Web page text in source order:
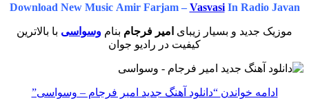
Download New Music Amir Farjam – VasvasiIn Radio Javan
موزیک جدید و بسیار زیبای امیر فرجام بنام وسواسی با بالاترین
کیفیت در رادیو جوان
ادامه خواندن “دانلود آهنگ جدید امیر فرجام – وسواسی”